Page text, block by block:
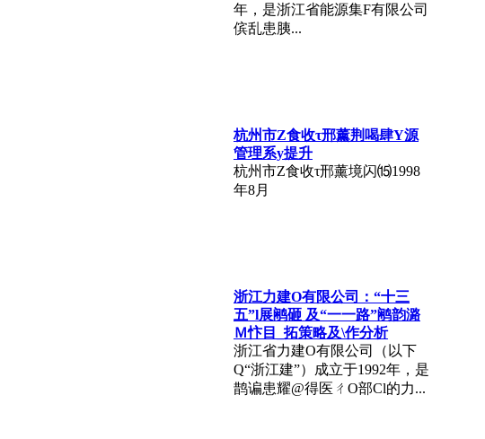
年，是浙江省能源集F有限公司
傧乱患胰...
杭州市Z食收τ邢薰荆喝肆Y源
管理系y提升
杭州市Z食收τ邢薰境闪⒂1998
年8月
浙江力建O有限公司：“十三
五”l展鹇砸 及“一一路”鹇韵潞
Ｍ忭目_拓策略及\作分析
浙江省力建O有限公司（以下
Q“浙江建”）成立于1992年，是
鹊谝患耀@得医ㄔO部Cl的力...